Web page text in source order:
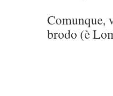
Comunque,
brodo (è